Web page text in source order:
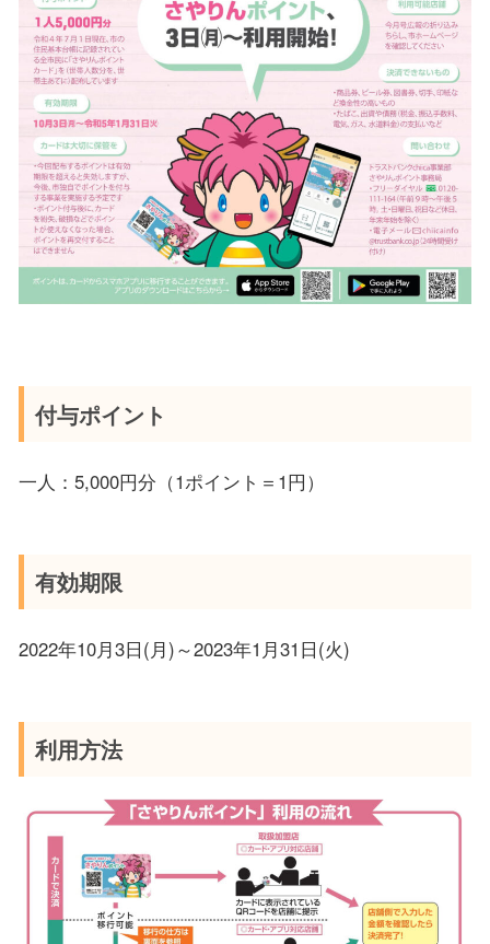
付与ポイント
一人：5,000円分（1ポイント＝1円）
有効期限
2022年10月3日(月)～2023年1月31日(火)
利用方法